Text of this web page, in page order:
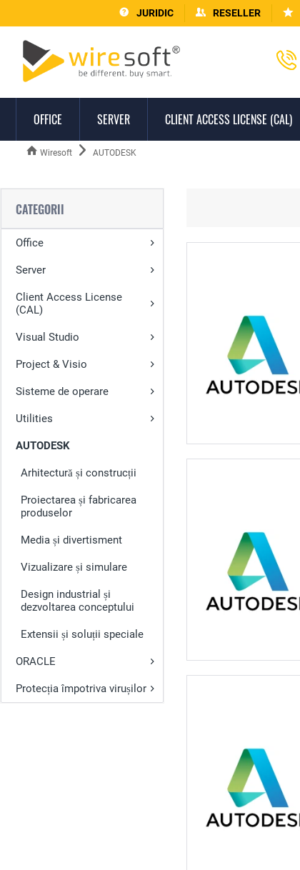
JURIDIC RESELLER
OFFICE SERVER CLIENT ACCESS LICENSE (CAL)
Wiresoft AUTODESK
CATEGORII
Office
Server
Client Access License
(CAL)
Visual Studio
Project & Visio
Sisteme de operare
Utilities
AUTODESK
Arhitectură și construcții
Proiectarea și fabricarea
produselor
Media și divertisment
Vizualizare și simulare
Design industrial și
dezvoltarea conceptului
Extensii și soluții speciale
ORACLE
Protecția împotriva virușilor